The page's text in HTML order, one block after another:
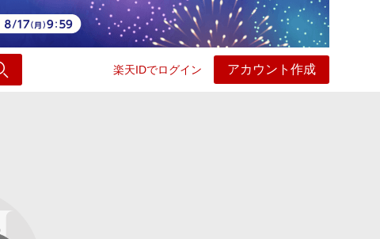
楽天IDでログイン アカウント作成